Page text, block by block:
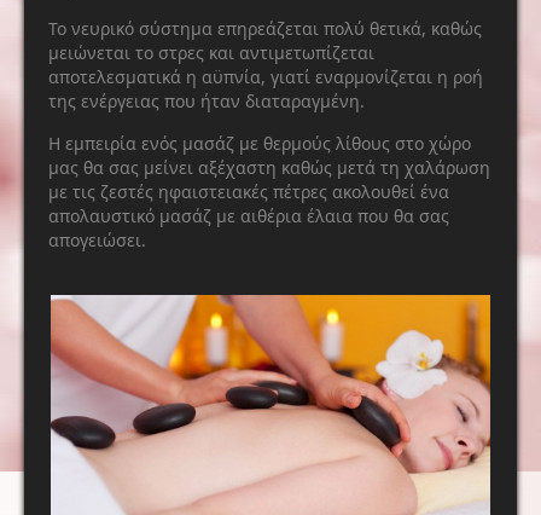
Το νευρικό σύστημα επηρεάζεται πολύ θετικά, καθώς
μειώνεται το στρες και αντιμετωπίζεται
αποτελεσματικά η αϋπνία, γιατί εναρμονίζεται η ροή
της ενέργειας που ήταν διαταραγμένη.
Η εμπειρία ενός μασάζ με θερμούς λίθους στο χώρο
μας θα σας μείνει αξέχαστη καθώς μετά τη χαλάρωση
με τις ζεστές ηφαιστειακές πέτρες ακολουθεί ένα
απολαυστικό μασάζ με αιθέρια έλαια που θα σας
απογειώσει.